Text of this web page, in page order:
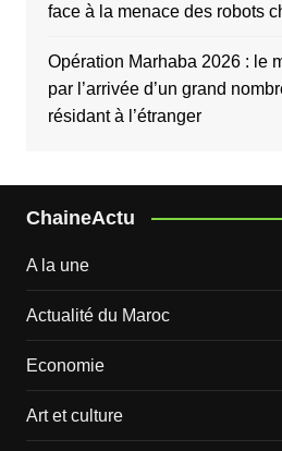
face à la menace des robots
Opération Marhaba 2026 : le
par l’arrivée d’un grand
résidant à l’étranger
ChaineActu
A la une
Actualité du Maroc
Economie
Art et culture